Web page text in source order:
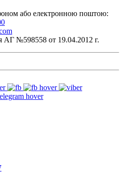
або електронною поштою:
АГ №598558 от 19.04.2012 г.